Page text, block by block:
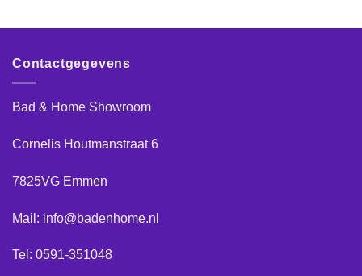
Contactgegevens
Bad & Home Showroom
Cornelis Houtmanstraat 6
7825VG Emmen
Mail: info@badenhome.nl
Tel: 0591-351048